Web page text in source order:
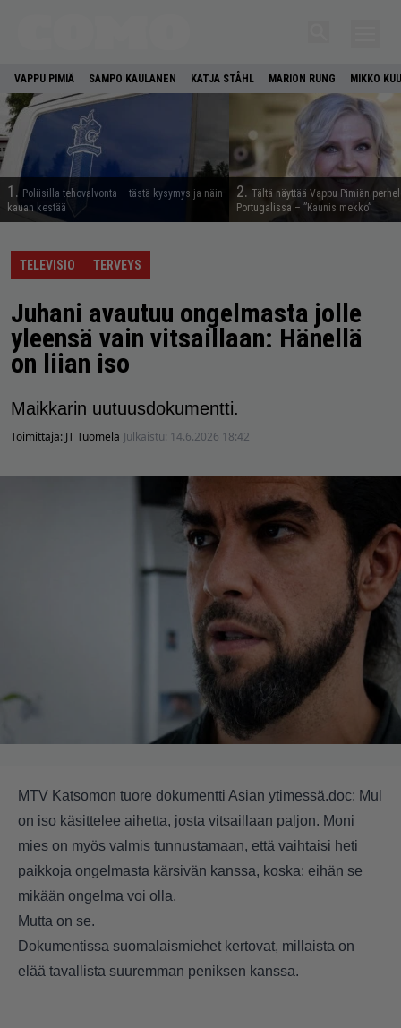
VAPPU PIMIÄ SAMPO KAULANEN KATJA STÅHL MARION RUNG MIKKO
1. Poliisilla tehovalvonta – tästä kysymys ja näin
kauan kestää
2. Tältä näyttää Vappu Pimiän
Portugalissa – ”Kaunis mekko”
TELEVISIO TERVEYS
Juhani avautuu ongelmasta jolle
yleensä vain vitsaillaan: Hänellä
on liian iso
Maikkarin uutuusdokumentti.
Toimittaja: JT Tuomela Julkaistu: 14.6.2026 18:42
MTV Katsomon tuore dokumentti Asian ytimessä.doc: Mul
on iso käsittelee aihetta, josta vitsaillaan paljon. Moni
mies on myös valmis tunnustamaan, että vaihtaisi heti
paikkoja ongelmasta kärsivän kanssa, koska: eihän se
mikään ongelma voi olla.
Mutta on se.
Dokumentissa suomalaismiehet kertovat, millaista on
elää tavallista suuremman peniksen kanssa.